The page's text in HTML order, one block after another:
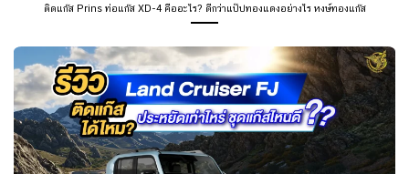
ติดแก๊ส Prins ท่อแก๊ส XD-4 คืออะไร? ดีกว่าแป๊ปทองแดงอย่างไร หงษ์ทองแก๊ส